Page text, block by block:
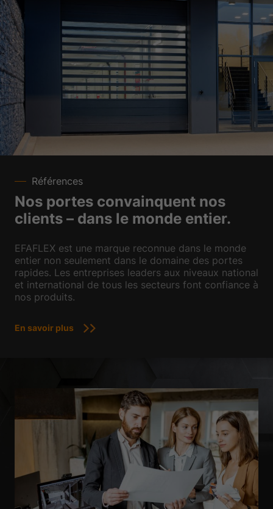
Références
Nos portes convainquent nos
clients – dans le monde entier.
EFAFLEX est une marque reconnue dans le monde
entier non seulement dans le domaine des portes
rapides. Les entreprises leaders aux niveaux national
et international de tous les secteurs font confiance à
nos produits.
En savoir plus